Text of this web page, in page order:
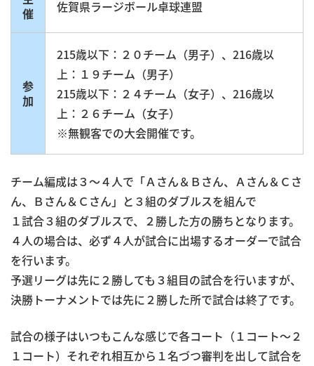
催
佐賀県ラージボール卓球連盟
参
加
215歳以下：２０チーム（男子）、216歳以
上：１９チーム（男子）
215歳以下：２４チーム（女子）、216歳以
上：２６チーム（女子）
※無観客での大会開催です。
チーム編成は３～４人で「Ａさん＆Ｂさん、Ａさん＆Ｃさ
ん、Ｂさん＆Ｃさん」と３組のダブルスを組んで
１試合３組のダブルスで、２勝した方の勝ちとなります。
４人の場合は、必ず４人が試合に出場するオーダーで試合
を行います。
予選リーグは先に２勝しても３組目の試合を行いますが、
決勝トーナメントでは先に２勝した所で試合は終了です。
試合の様子はいつもこんな感じで各コート（１コート～２
１コート）それぞれ相互から１名づつ審判を出して試合を